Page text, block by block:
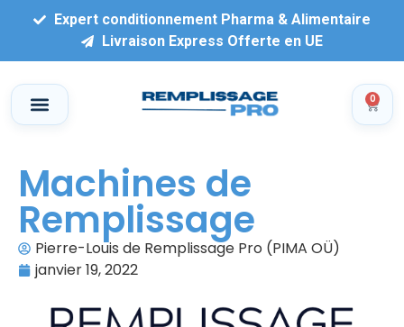
Expert conditionnement Pharma & Alimentaire
Livraison Express Offerte en UE
0
Machines de
Remplissage
Pierre-Louis de Remplissage Pro (PIMA OÜ)
janvier 19, 2022